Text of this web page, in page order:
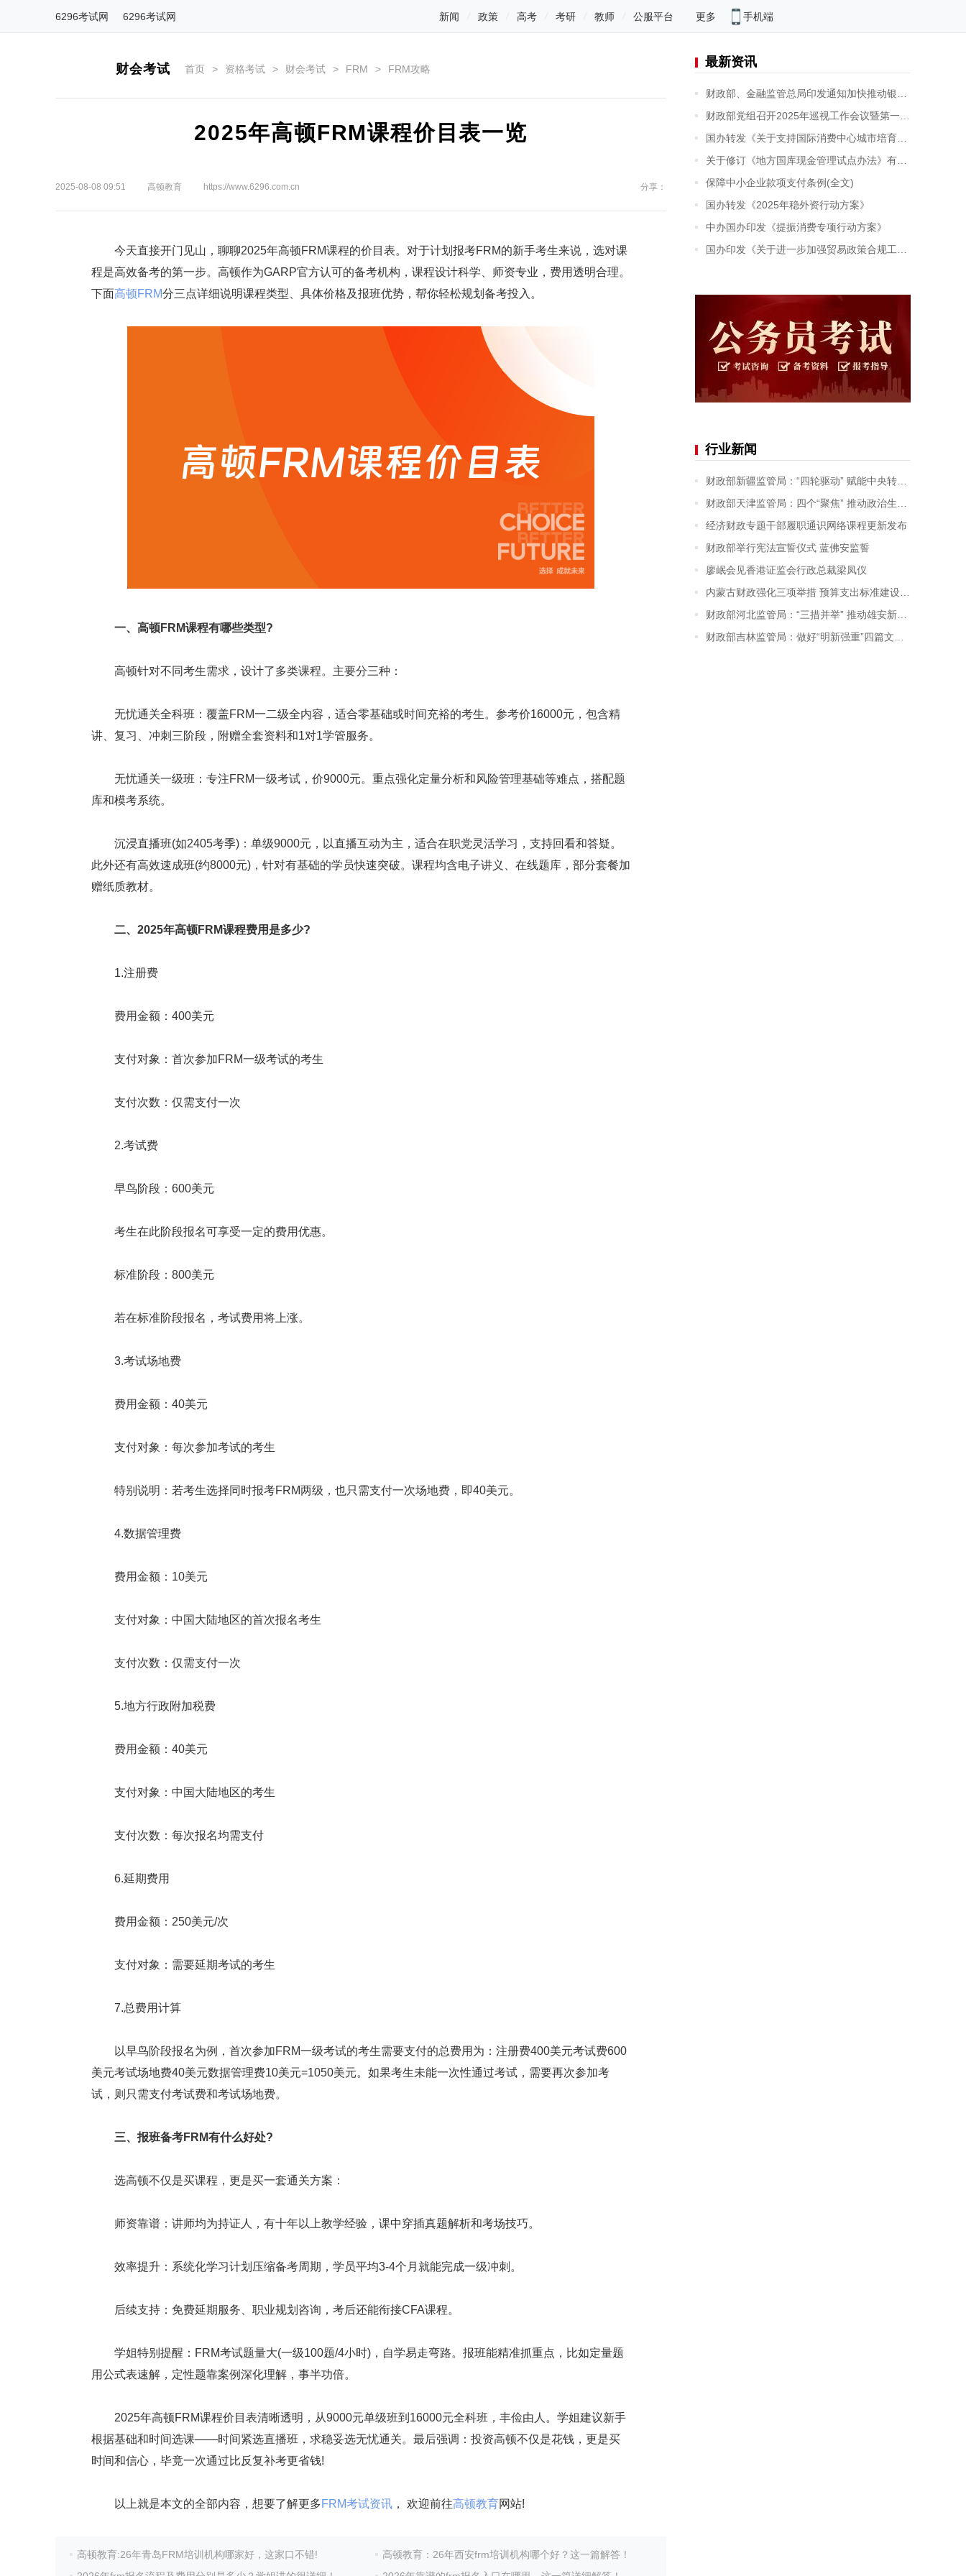
6296考试网 6296考试网 新闻 政策 高考 考研 教师 公服平台 更多 手机端
财会考试 首页 > 资格考试 > 财会考试 > FRM > FRM攻略
2025年高顿FRM课程价目表一览
2025-08-08 09:51 高顿教育 https://www.6296.com.cn 分享：
今天直接开门见山，聊聊2025年高顿FRM课程的价目表。对于计划报考FRM的新手考生来说，选对课
程是高效备考的第一步。高顿作为GARP官方认可的备考机构，课程设计科学、师资专业，费用透明合理。
下面高顿FRM分三点详细说明课程类型、具体价格及报班优势，帮你轻松规划备考投入。
一、高顿FRM课程有哪些类型?
高顿针对不同考生需求，设计了多类课程。主要分三种：
无忧通关全科班：覆盖FRM一二级全内容，适合零基础或时间充裕的考生。参考价16000元，包含精
讲、复习、冲刺三阶段，附赠全套资料和1对1学管服务。
无忧通关一级班：专注FRM一级考试，价9000元。重点强化定量分析和风险管理基础等难点，搭配题
库和模考系统。
沉浸直播班(如2405考季)：单级9000元，以直播互动为主，适合在职党灵活学习，支持回看和答疑。
此外还有高效速成班(约8000元)，针对有基础的学员快速突破。课程均含电子讲义、在线题库，部分套餐加
赠纸质教材。
二、2025年高顿FRM课程费用是多少?
1.注册费
费用金额：400美元
支付对象：首次参加FRM一级考试的考生
支付次数：仅需支付一次
2.考试费
早鸟阶段：600美元
考生在此阶段报名可享受一定的费用优惠。
标准阶段：800美元
若在标准阶段报名，考试费用将上涨。
3.考试场地费
费用金额：40美元
支付对象：每次参加考试的考生
特别说明：若考生选择同时报考FRM两级，也只需支付一次场地费，即40美元。
4.数据管理费
费用金额：10美元
支付对象：中国大陆地区的首次报名考生
支付次数：仅需支付一次
5.地方行政附加税费
费用金额：40美元
支付对象：中国大陆地区的考生
支付次数：每次报名均需支付
6.延期费用
费用金额：250美元/次
支付对象：需要延期考试的考生
7.总费用计算
以早鸟阶段报名为例，首次参加FRM一级考试的考生需要支付的总费用为：注册费400美元考试费600
美元考试场地费40美元数据管理费10美元=1050美元。如果考生未能一次性通过考试，需要再次参加考
试，则只需支付考试费和考试场地费。
三、报班备考FRM有什么好处?
选高顿不仅是买课程，更是买一套通关方案：
师资靠谱：讲师均为持证人，有十年以上教学经验，课中穿插真题解析和考场技巧。
效率提升：系统化学习计划压缩备考周期，学员平均3-4个月就能完成一级冲刺。
后续支持：免费延期服务、职业规划咨询，考后还能衔接CFA课程。
学姐特别提醒：FRM考试题量大(一级100题/4小时)，自学易走弯路。报班能精准抓重点，比如定量题
用公式表速解，定性题靠案例深化理解，事半功倍。
2025年高顿FRM课程价目表清晰透明，从9000元单级班到16000元全科班，丰俭由人。学姐建议新手
根据基础和时间选课——时间紧选直播班，求稳妥选无忧通关。最后强调：投资高顿不仅是花钱，更是买
时间和信心，毕竟一次通过比反复补考更省钱!
以上就是本文的全部内容，想要了解更多FRM考试资讯 ， 欢迎前往高顿教育网站!
高顿教育:26年青岛FRM培训机构哪家好，这家口不错!
高顿教育：26年西安frm培训机构哪个好？这一篇解答！
最新资讯
财政部、金融监管总局印发通知加快推动银行函证数字化发展
财政部党组召开2025年巡视工作会议暨第一轮巡视动员部署会
国办转发《关于支持国际消费中心城市培育建设的若干措施》
关于修订《地方国库现金管理试点办法》有关条款的通知
保障中小企业款项支付条例(全文)
国办转发《2025年稳外资行动方案》
中办国办印发《提振消费专项行动方案》
国办印发《关于进一步加强贸易政策合规工作的意见》
行业新闻
财政部新疆监管局：“四轮驱动” 赋能中央转移支付资金监管提质增效
财政部天津监管局：四个“聚焦” 推动政治生态建设走深走实
经济财政专题干部履职通识网络课程更新发布
财政部举行宪法宣誓仪式 蓝佛安监誓
廖岷会见香港证监会行政总裁梁凤仪
内蒙古财政强化三项举措 预算支出标准建设及应用成效显著
财政部河北监管局：“三措并举” 推动雄安新区财政监督取得新成效
财政部吉林监管局：做好“明新强重”四篇文章 进一步提升会计监督成效